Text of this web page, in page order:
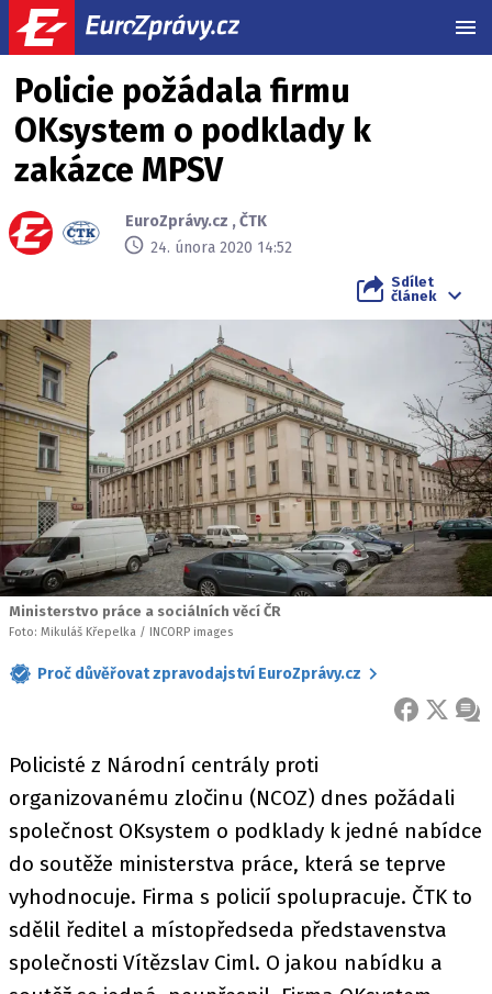
Policie požádala firmu
OKsystem o podklady k
zakázce MPSV
EuroZprávy.cz ,ČTK
24. února 2020 14:52
Sdílet
článek
Ministerstvo práce a sociálních věcí ČR
Foto: Mikuláš Křepelka / INCORP images
Proč důvěřovat zpravodajství EuroZprávy.cz
FACEBOOK
X
Policisté z Národní centrály proti
organizovanému zločinu (NCOZ) dnes požádali
společnost OKsystem o podklady k jedné nabídce
do soutěže ministerstva práce, která se teprve
vyhodnocuje. Firma s policií spolupracuje. ČTK to
sdělil ředitel a místopředseda představenstva
společnosti Vítězslav Ciml. O jakou nabídku a